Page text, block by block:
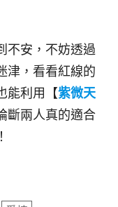
不安，不妨透過
津，看看紅線的
能利用【紫微天
斷兩人真的適合